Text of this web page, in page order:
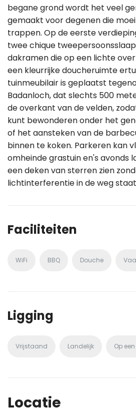
begane grond wordt het veel
gemaakt voor degenen die
trappen. Op de eerste
twee chique
dakramen die op een lichte
een kleurrijke doucheruimte
tuinmeubilair is geplaatst
Badanloch, dat slechts 500
de overkant van de velden,
kunt bewonderen onder het
of het aansteken van de
binnen te koken. Parkeren kan
omheinde grastuin en's avonds
een deken van sterren zien
lichtinterferentie in de weg
Faciliteiten
WiFi BBQ Douche
Ligging
Vrijstaand Landelijk Op
Locatie